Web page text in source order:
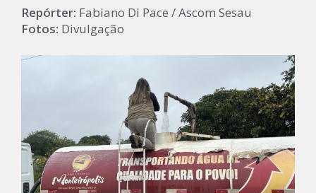
Repórter: Fabiano Di Pace / Ascom Sesau
Fotos: Divulgação